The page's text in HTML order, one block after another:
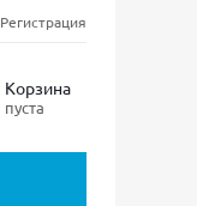
Регистрация
Корзина
пуста